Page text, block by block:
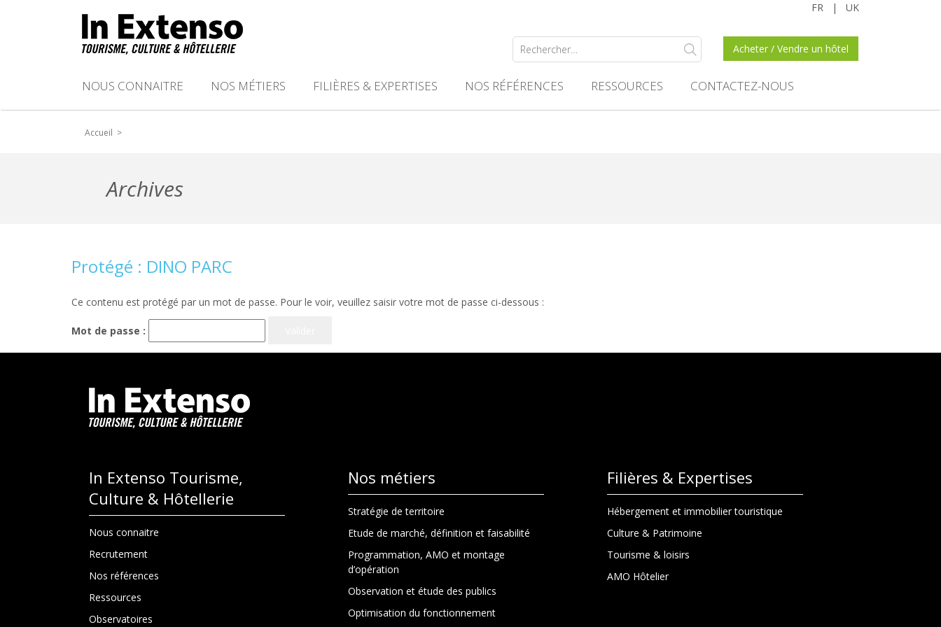
UK
|
FR
Acheter / Vendre un hôtel
Rechercher :
NOUS CONNAITRE NOS MÉTIERS FILIÈRES & EXPERTISES NOS RÉFÉRENCES RESSOURCES CONTACTEZ-NOUS
Accueil >
Archives
Protégé : DINO PARC
Ce contenu est protégé par un mot de passe. Pour le voir, veuillez saisir votre mot de passe ci-dessous :
Mot de passe :
In Extenso Tourisme,
Culture & Hôtellerie
Nous connaitre
Recrutement
Nos références
Ressources
Observatoires
Nos métiers
Stratégie de territoire
Etude de marché, définition et faisabilité
Programmation, AMO et montage
d’opération
Observation et étude des publics
Optimisation du fonctionnement
Filières & Expertises
Hébergement et immobilier touristique
Culture & Patrimoine
Tourisme & loisirs
AMO Hôtelier